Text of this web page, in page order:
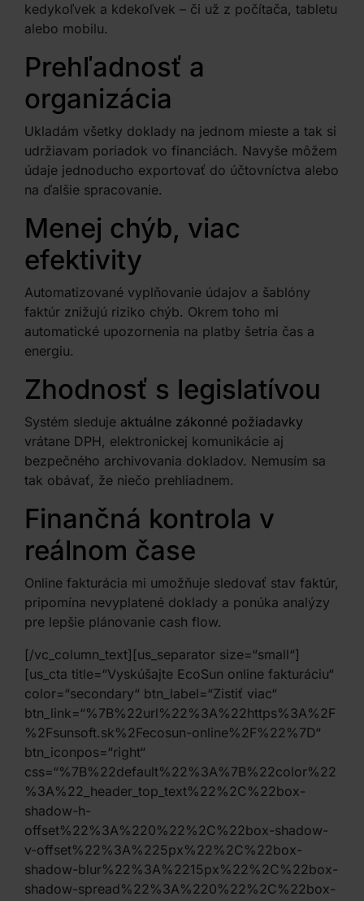
kedykoľvek a kdekoľvek – či už z počítača, tabletu
alebo mobilu.
Prehľadnosť a
organizácia
Ukladám všetky doklady na jednom mieste a tak si
udržiavam poriadok vo financiách. Navyše môžem
údaje jednoducho exportovať do účtovníctva alebo
na ďalšie spracovanie.
Menej chýb, viac
efektivity
Automatizované vyplňovanie údajov a šablóny
faktúr znižujú riziko chýb. Okrem toho mi
automatické upozornenia na platby šetria čas a
energiu.
Zhodnosť s legislatívou
Systém sleduje aktuálne zákonné požiadavky
vrátane DPH, elektronickej komunikácie aj
bezpečného archivovania dokladov. Nemusím sa
tak obávať, že niečo prehliadnem.
Finančná kontrola v
reálnom čase
Online fakturácia mi umožňuje sledovať stav faktúr,
pripomína nevyplatené doklady a ponúka analýzy
pre lepšie plánovanie cash flow.
[/vc_column_text][us_separator size=“small“]
[us_cta title=“Vyskúšajte EcoSun online fakturáciu“
color=“secondary“ btn_label=“Zistiť viac“
btn_link=“%7B%22url%22%3A%22https%3A%2F
%2Fsunsoft.sk%2Fecosun-online%2F%22%7D“
btn_iconpos=“right“
css=“%7B%22default%22%3A%7B%22color%22
%3A%22_header_top_text%22%2C%22box-
shadow-h-
offset%22%3A%220%22%2C%22box-shadow-
v-offset%22%3A%225px%22%2C%22box-
shadow-blur%22%3A%2215px%22%2C%22box-
shadow-spread%22%3A%220%22%2C%22box-